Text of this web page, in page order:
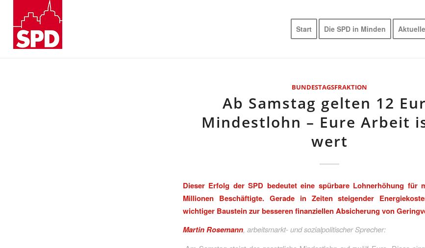
Start Die SPD in Minden
BUNDESTAGSFRAKTION
Ab Samstag gelten 12
Mindestlohn – Eure Arbeit
wert
Dieser Erfolg der SPD bedeutet eine spürbare Lohnerhöhung für
Millionen Beschäftigte. Gerade in Zeiten steigender
wichtiger Baustein zur besseren finanziellen Absicherung von
Martin Rosemann, arbeitsmarkt- und sozialpolitischer Sprecher: